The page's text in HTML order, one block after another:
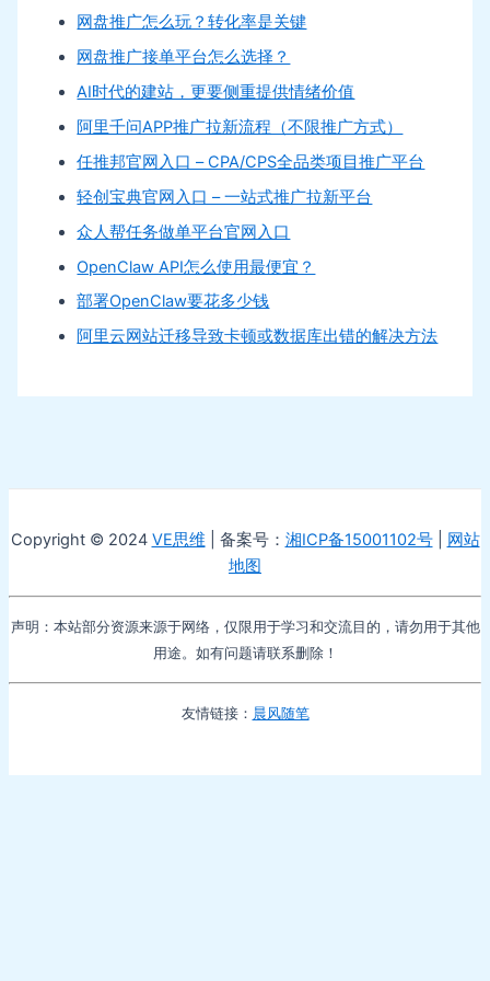
网盘推广怎么玩？转化率是关键
网盘推广接单平台怎么选择？
AI时代的建站，更要侧重提供情绪价值
阿里千问APP推广拉新流程（不限推广方式）
任推邦官网入口 – CPA/CPS全品类项目推广平台
轻创宝典官网入口 – 一站式推广拉新平台
众人帮任务做单平台官网入口
OpenClaw API怎么使用最便宜？
部署OpenClaw要花多少钱
阿里云网站迁移导致卡顿或数据库出错的解决方法
Copyright © 2024 VE思维 | 备案号： 湘ICP备15001102号| 网站
地图
声明：本站部分资源来源于网络，仅限用于学习和交流目的，请勿用于其他
用途。如有问题请联系删除！
友情链接： 晨风随笔